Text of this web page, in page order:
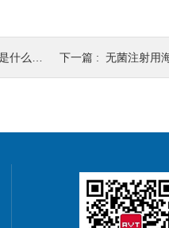
的？ 下一篇 : 无菌注射用海藻糖